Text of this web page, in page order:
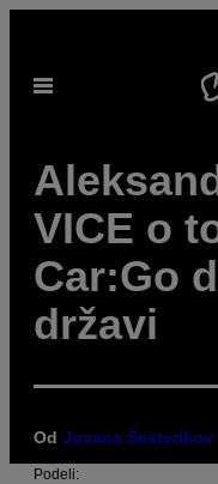
садржај
Otvori
VICE o
Car:Go
državi
Od Jovana Šesterikov
Podeli: